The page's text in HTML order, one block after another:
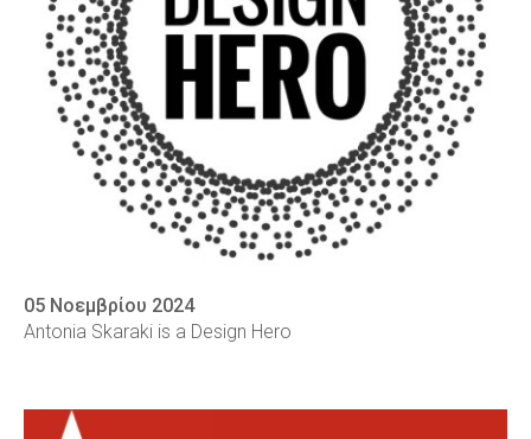
05 Νοεμβρίου 2024
Antonia Skaraki is a Design Hero